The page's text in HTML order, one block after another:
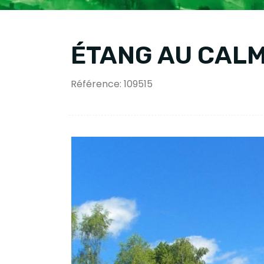
ÉTANG AU
Référence: 109515